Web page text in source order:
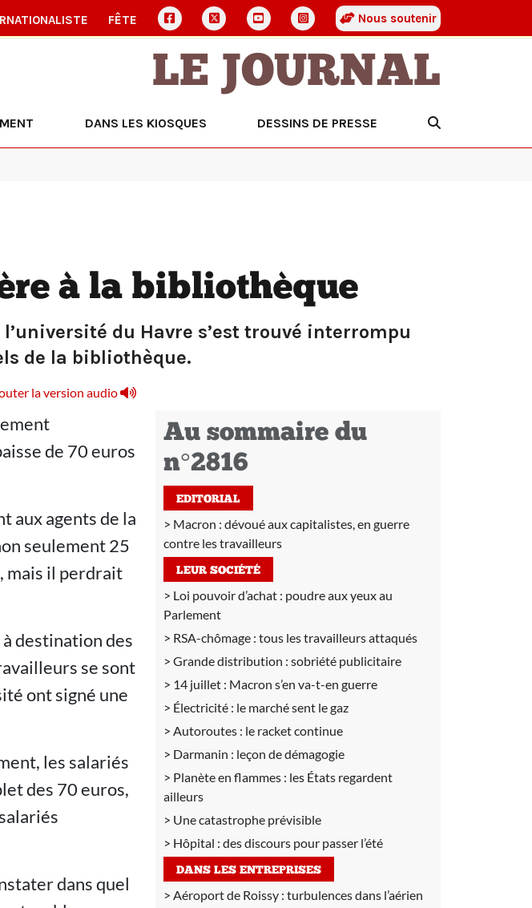
FÊTE Nous soutenir
LE JOURNAL
DANS LES KIOSQUES DESSINS DE PRESSE
à la bibliothèque
du Havre s’est trouvé interrompu
de la bibliothèque.
la version audio
de 70 euros
aux agents de la
seulement 25
mais il perdrait
destination des
se sont
ont signé une
les salariés
des 70 euros,
dans quel
Au sommaire du
n°2816
EDITORIAL
Macron : dévoué aux capitalistes, en guerre
contre les travailleurs
LEUR SOCIÉTÉ
Loi pouvoir d’achat : poudre aux yeux au
Parlement
RSA-chômage : tous les travailleurs attaqués
Grande distribution : sobriété publicitaire
14 juillet : Macron s’en va-t-en guerre
Électricité : le marché sent le gaz
Autoroutes : le racket continue
Darmanin : leçon de démagogie
Planète en flammes : les États regardent
ailleurs
Une catastrophe prévisible
Hôpital : des discours pour passer l’été
DANS LES ENTREPRISES
Aéroport de Roissy : turbulences dans l’aérien